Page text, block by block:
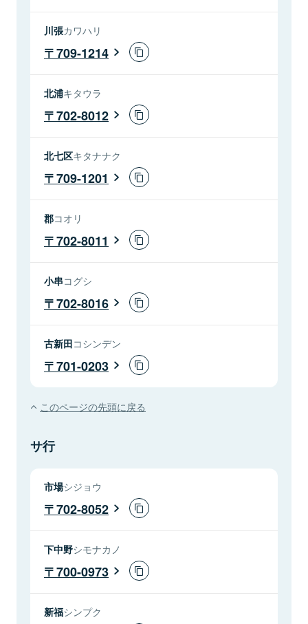
川張カワハリ
709-1214
北浦キタウラ
702-8012
北七区キタナナク
709-1201
郡コオリ
702-8011
小串コグシ
702-8016
古新田コシンデン
701-0203
このページの先頭に戻る
サ行
市場シジョウ
702-8052
下中野シモナカノ
700-0973
新福シンプク